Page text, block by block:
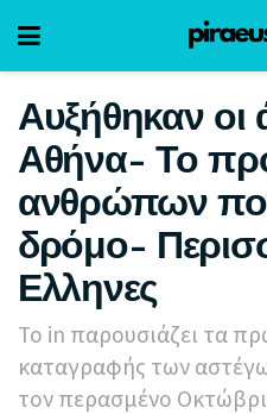
Αυξήθηκαν οι
Αθήνα- Το
ανθρώπων
δρόμο-
Ελληνες
Το in παρουσιάζει τα
καταγραφής των
τον περασμένο